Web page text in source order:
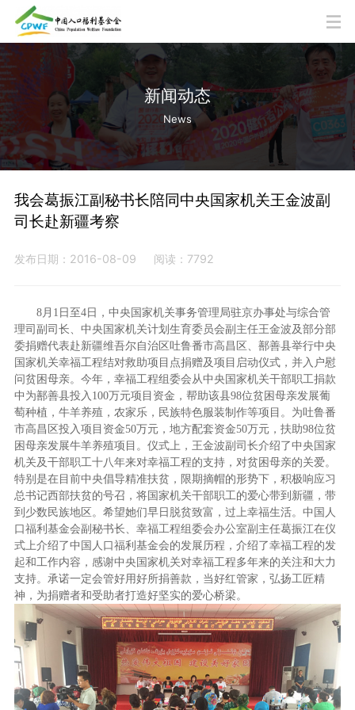
新闻动态
News
我会葛振江副秘书长陪同中央国家机关王金波副
司长赴新疆考察
发布日期：2016-08-09 阅读：7792
8月 1 日至4日，中央国家机关事务管理局驻京办事处与综合管
理司副司长、中央国家机关计划生育委员会副主任王金波及部分部
委捐赠代表赴新疆维吾尔自治区吐鲁番市高昌区、鄯善县举行中央
国家机关幸福工程结对救助项目点捐赠及项目启动仪式，并入户慰
问贫困母亲。今年，幸福工程组委会从中央国家机关干部职工捐款
中为鄯善县投入 100万元项目资金，帮助该县98位贫困母亲发展葡
萄种植，牛羊养殖，农家乐，民族特色服装制作等项目。为吐鲁番
市高昌区投入项目资金50万元，地方配套资金50万元，扶助98位贫
困母亲发展牛羊养殖项目。仪式上，王金波副司长介绍了中央国家
机关及干部职工十八年来对幸福工程的支持，对贫困母亲的关爱。
特别是在目前中央倡导精准扶贫，限期摘帽的形势下，积极响应习
总书记西部扶贫的号召，将国家机关干部职工的爱心带到新疆，带
到少数民族地区。希望她们早日脱贫致富，过上幸福生活。中国人
口福利基金会副秘书长、幸福工程组委会办公室副主任葛振江在仪
式上介绍了中国人口福利基金会的发展历程，介绍了幸福工程的发
起和工作内容，感谢中央国家机关对幸福工程多年来的关注和大力
支持。承诺一定会管好用好所捐善款，当好红管家，弘扬工匠精
神，为捐赠者和受助者打造好坚实的爱心桥梁。